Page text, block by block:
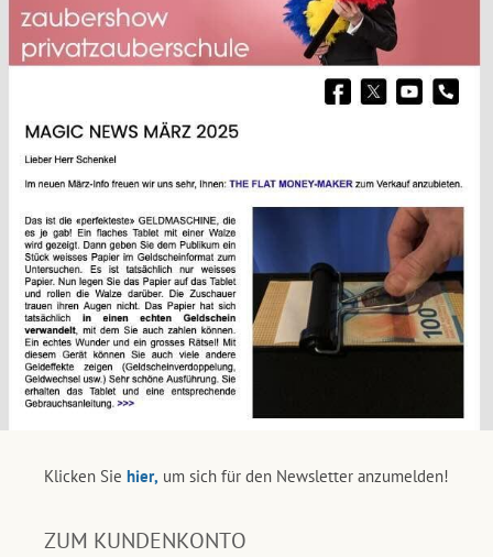
Klicken Sie hier, um sich für den Newsletter anzumelden!
ZUM KUNDENKONTO